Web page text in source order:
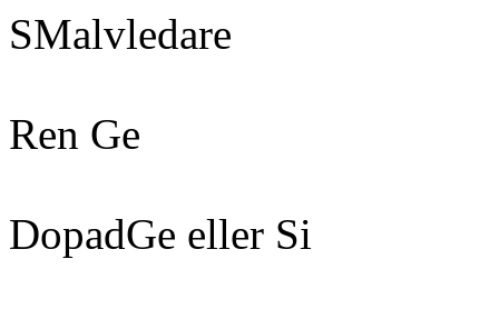
SMalvledare
Ren Ge
DopadGe eller Si